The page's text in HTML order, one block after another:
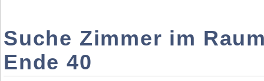
Suche Zimmer im
Ende 40